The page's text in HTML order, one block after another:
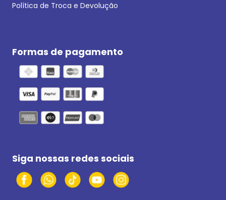
Política de Troca e Devolução
Formas de pagamento
Siga nossas redes sociais